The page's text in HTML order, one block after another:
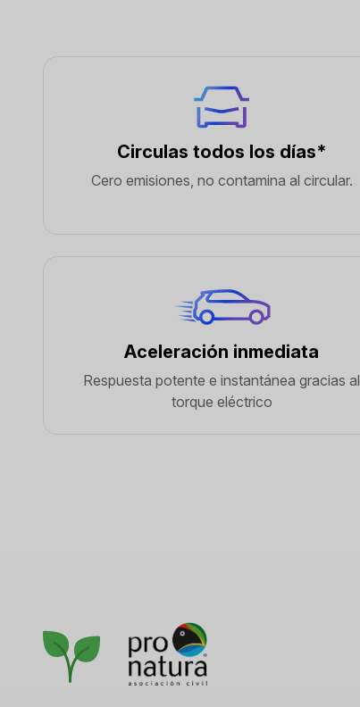
Circulas todos los días*
Cero emisiones, no contamina al circular.
Aceleración inmediata
Respuesta potente e instantánea gracias al
torque eléctrico